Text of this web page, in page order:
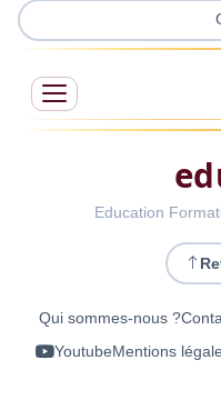
Education
Qui sommes-nous ?
YoutubeMentions